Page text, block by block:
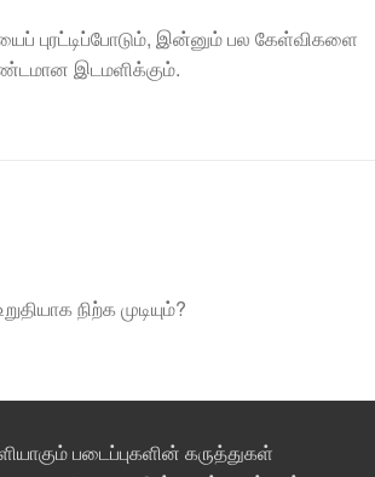
புரட்டிப்போடும், இன்னும் பல கேள்விகளை
இடமளிக்கும்.
நிற்க முடியும்?
படைப்புகளின் கருத்துகள்